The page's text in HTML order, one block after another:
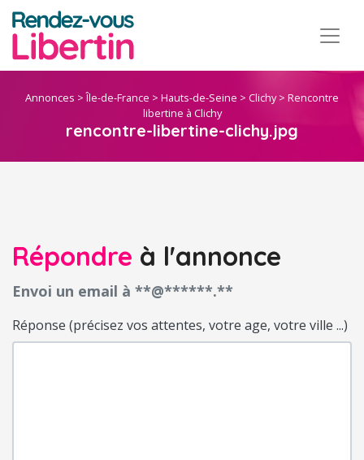
Annonces >Île-de-France > Hauts-de-Seine > Clichy> Rencontre
libertine à Clichy
rencontre-libertine-clichy.jpg
Répondre à l'annonce
Envoi un email à **@******.**
Réponse (précisez vos attentes, votre age, votre ville ...)